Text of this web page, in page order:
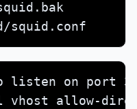
squid.conf
listen on port
vhost allow-